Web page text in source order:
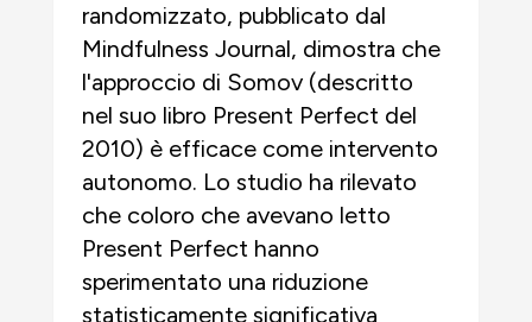
randomizzato, pubblicato dal
Mindfulness Journal, dimostra che
l'approccio di Somov (descritto
nel suo libro Present Perfect del
2010) è efficace come intervento
autonomo. Lo studio ha rilevato
che coloro che avevano letto
Present Perfect hanno
sperimentato una riduzione
statisticamente significativa